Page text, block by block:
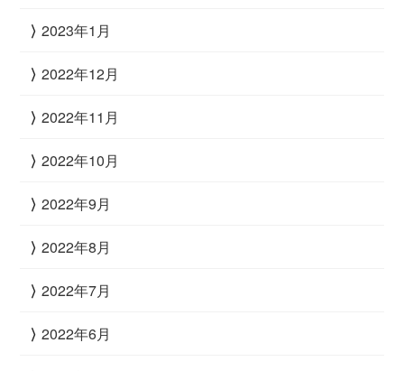
2023年1月
2022年12月
2022年11月
2022年10月
2022年9月
2022年8月
2022年7月
2022年6月